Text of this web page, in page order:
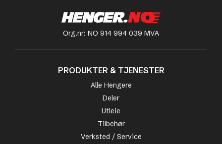
Org.nr: NO 914 994 039 MVA
PRODUKTER & TJENESTER
Alle Hengere
Deler
Utleie
Tilbehør
Verksted / Service